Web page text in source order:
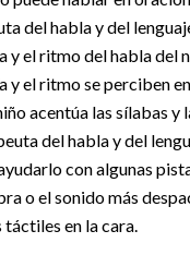
del habla y del
y el ritmo del habla del
y el ritmo se perciben
acentúa las sílabas y
del habla y del
con algunas
o el sonido más
táctiles en la cara.